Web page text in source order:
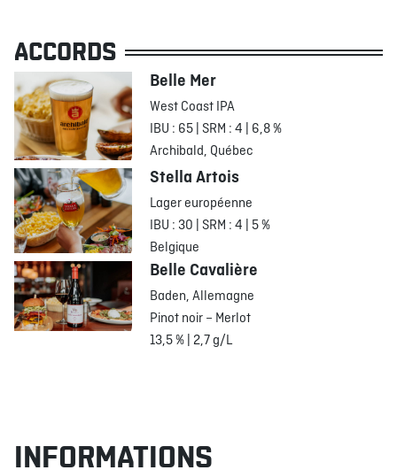
ACCORDS
Belle Mer
West Coast IPA
IBU : 65 | SRM : 4 | 6,8 %
Archibald, Québec
Stella Artois
Lager européenne
IBU : 30 | SRM : 4 | 5 %
Belgique
Belle Cavalière
Baden, Allemagne
Pinot noir – Merlot
13,5 % | 2,7 g/L
INFORMATIONS